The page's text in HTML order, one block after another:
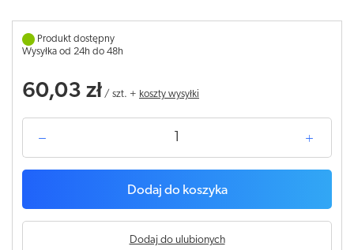
Produkt dostępny
Wysyłka od 24h do 48h
60,03 zł / szt. + koszty wysyłki
Dodaj do koszyka
Dodaj do ulubionych